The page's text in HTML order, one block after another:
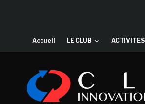
Accueil LE CLUB ACTIVITES